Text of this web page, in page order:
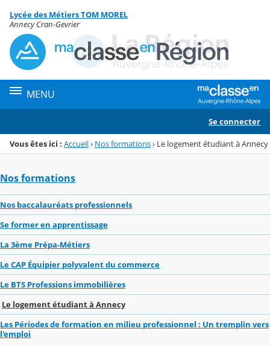
Menu de la rubrique
Contenu
Lycée des Métiers TOM MOREL
Annecy Cran-Gevrier
MENU
Se connecter
Vous êtes ici : Accueil› Nos formations› Le logement étudiant à Annecy
Nos formations
Nos baccalauréats professionnels
Se former en apprentissage
La 3ème Prépa-Métiers
Le CAP Équipier polyvalent du commerce
Le BTS Professions immobilières
Le logement étudiant à Annecy
Les Périodes de formation en milieu professionnel : Un tremplin vers
l'emploi